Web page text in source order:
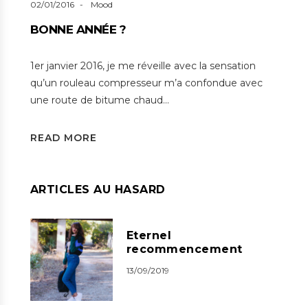
02/01/2016 Mood
BONNE ANNÉE ?
1er janvier 2016, je me réveille avec la sensation
qu’un rouleau compresseur m’a confondue avec
une route de bitume chaud…
READ MORE
ARTICLES AU HASARD
Eternel
recommencement
13/09/2019